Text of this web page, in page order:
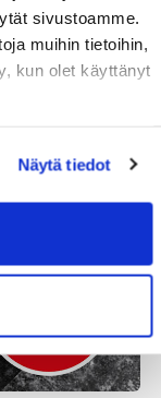
sivustoamme.
muihin tietoihin,
kun olet käyttänyt
Näytä tiedot